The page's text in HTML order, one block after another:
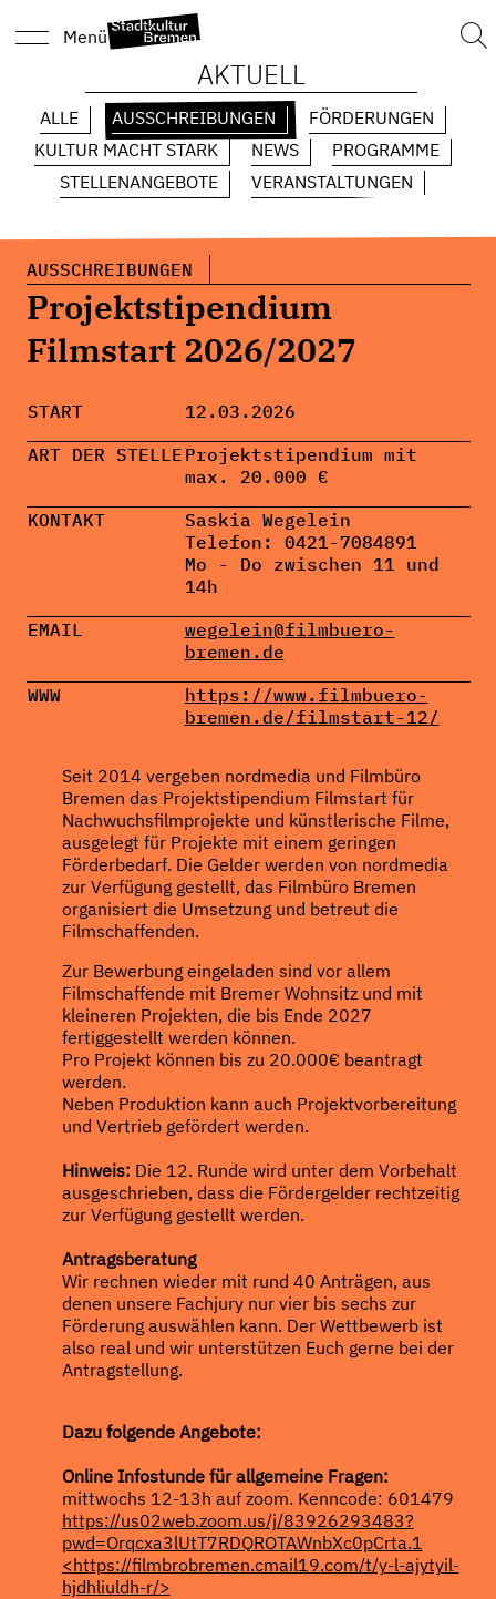
Menü
AKTUELL
ALLE AUSSCHREIBUNGEN
FÖRDERUNGEN
KULTUR MACHT STARK
NEWS
PROGRAMME
STELLENANGEBOTE
VERANSTALTUNGEN
AUSSCHREIBUNGEN
Projektstipendium
Filmstart 2026/2027
START
12.03.2026
ART DER STELLE Projektstipendium mit
max. 20.000 €
KONTAKT
Saskia Wegelein
Telefon: 0421-7084891
Mo - Do zwischen 11 und
14h
EMAIL
wegelein@filmbuero-
bremen.de
WWW
https://www.filmbuero-
bremen.de/filmstart-12/
Seit 2014 vergeben nordmedia und Filmbüro
Bremen das Projektstipendium Filmstart für
Nachwuchsfilmprojekte und künstlerische Filme,
ausgelegt für Projekte mit einem geringen
Förderbedarf. Die Gelder werden von nordmedia
zur Verfügung gestellt, das Filmbüro Bremen
organisiert die Umsetzung und betreut die
Filmschaffenden.
Zur Bewerbung eingeladen sind vor allem
Filmschaffende mit Bremer Wohnsitz und mit
kleineren Projekten, die bis Ende 2027
fertiggestellt werden können.
Pro Projekt können bis zu 20.000€ beantragt
werden.
Neben Produktion kann auch Projektvorbereitung
und Vertrieb gefördert werden.
Hinweis: Die 12. Runde wird unter dem Vorbehalt
ausgeschrieben, dass die Fördergelder rechtzeitig
zur Verfügung gestellt werden.
Antragsberatung
Wir rechnen wieder mit rund 40 Anträgen, aus
denen unsere Fachjury nur vier bis sechs zur
Förderung auswählen kann. Der Wettbewerb ist
also real und wir unterstützen Euch gerne bei der
Antragstellung.
Dazu folgende Angebote:
Online Infostunde für allgemeine Fragen:
mittwochs 12-13h auf zoom. Kenncode: 601479
https://us02web.zoom.us/j/83926293483?
pwd=Orqcxa3lUtT7RDQROTAWnbXc0pCrta.1
<https://filmbrobremen.cmail19.com/t/y-l-ajytyil-
hjdhliuldh-r/>